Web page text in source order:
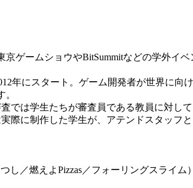
ゲームショウやBitSummitなどの学外イ
年にスタート。ゲーム開発者が世界に向
では学生たちが審査員である教員に対し
際に制作した学生が、アテンドスタッフ
／燃えよPizzas／フォーリングスライム）